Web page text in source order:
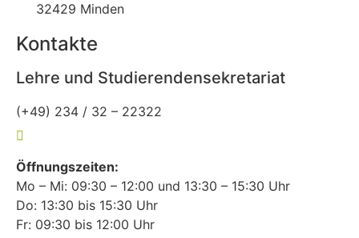
32429 Minden
Kontakte
Lehre und Studierendensekretariat
(+49) 234 / 32 – 22322
Öffnungszeiten:
Mo – Mi: 09:30 – 12:00 und 13:30 – 15:30 Uhr
Do: 13:30 bis 15:30 Uhr
Fr: 09:30 bis 12:00 Uhr